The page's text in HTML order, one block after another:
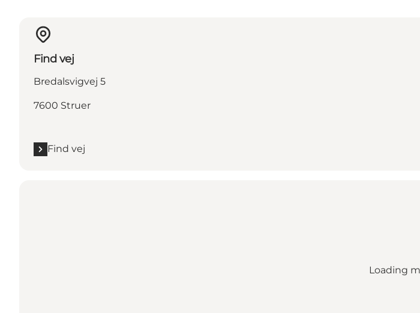
Find vej
Bredalsvigvej 5
7600 Struer
Find vej
Loading